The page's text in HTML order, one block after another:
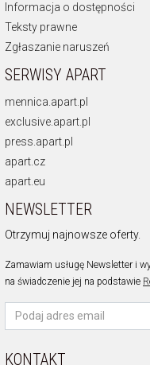
Informacja o dostępności
Teksty prawne
Zgłaszanie naruszeń
SERWISY APART
mennica.apart.pl
exclusive.apart.pl
press.apart.pl
apart.cz
apart.eu
NEWSLETTER
Otrzymuj najnowsze oferty.
Zamawiam usługę Newsletter i
na świadczenie jej na podstawie
KONTAKT